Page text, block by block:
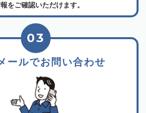
をご確認いただけます。
ールでお問い合わせ
03